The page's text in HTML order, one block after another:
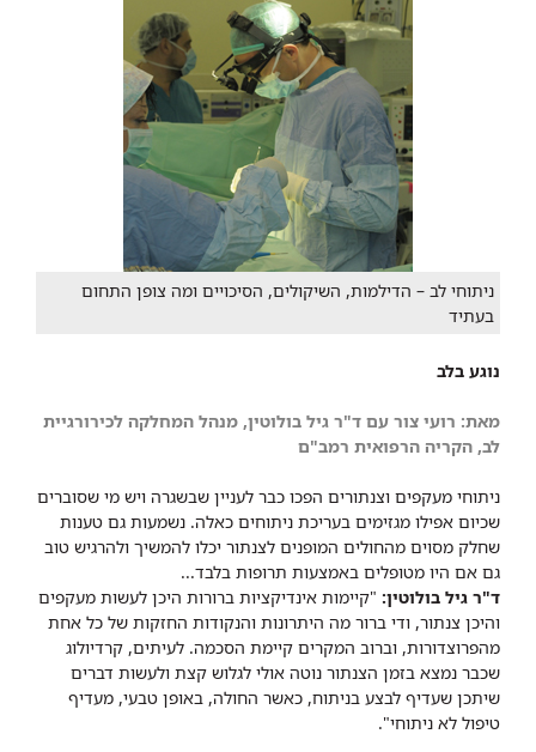
ניתוחי לב – הדילמות, השיקולים, הסיכויים ומה צופן התחום
בעתיד
נוגע בלב
מאת: רועי צור עם ד"ר גיל בולוטין, מנהל המחל​קה לכירורגיית
לב, הקריה הרפואית רמב"ם
ניתוחי מעקפים וצנתורים הפכו כבר לעניין שבשגרה ויש מי שסוברים
שכיום אפילו מגזימים בעריכת ניתוחים כאלה. נשמעות גם טענות
שחלק מסוים מהחולים המופנים לצנתור יכלו להמשיך ולהרגיש טוב
גם אם היו מטופלים באמצעות תרופות בלבד...
ד"ר גיל בולוטין: "קיימות אינדיקציות ברורות היכן לעשות מעקפים
והיכן צנתור, ודי ברור מה היתרונות והנקודות החזקות של כל אחת
מהפרוצדורות, וברוב המקרים קיימת הסכמה. לעיתים, קרדיולוג
שכבר נמצא בזמן הצנתור נוטה אולי לגלוש קצת ולעשות דברים
שיתכן שעדיף לבצע בניתוח, כאשר החולה, באופן טבעי, מעדיף
טיפול לא ניתוחי".